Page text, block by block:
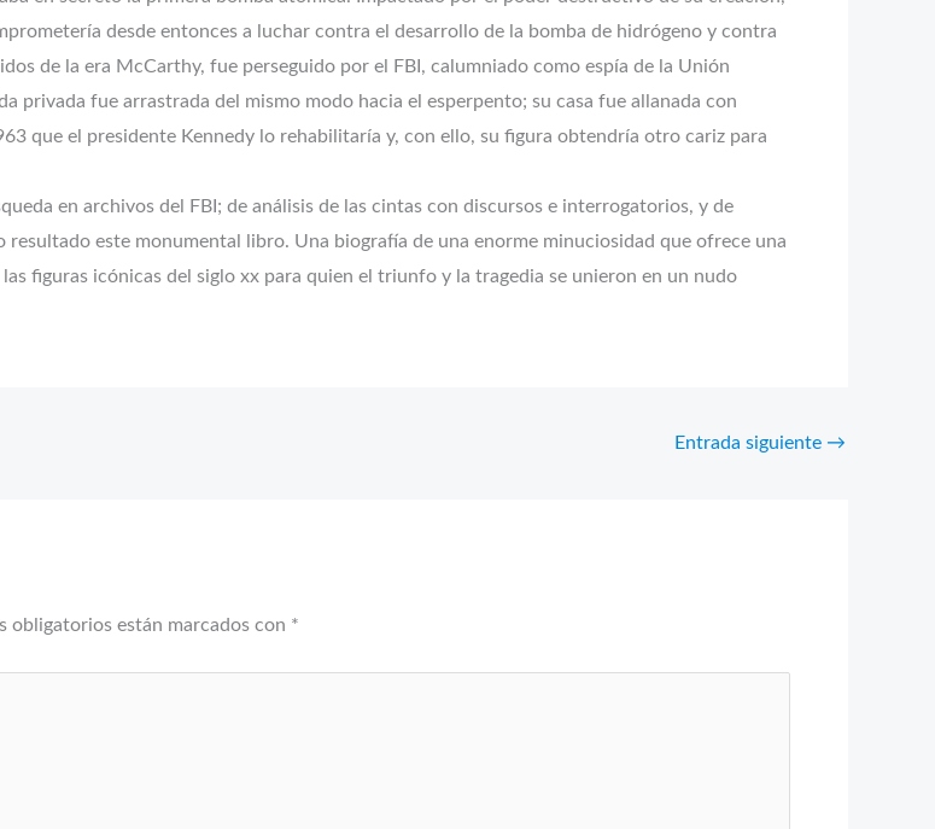
desde entonces a luchar contra el desarrollo de la bomba de hidrógeno y contra
de la era McCarthy, fue perseguido por el FBI, calumniado como espía de la Unión
privada fue arrastrada del mismo modo hacia el esperpento; su casa fue allanada con
que el presidente Kennedy lo rehabilitaría y, con ello, su figura obtendría otro cariz para
en archivos del FBI; de análisis de las cintas con discursos e interrogatorios, y de
este monumental libro. Una biografía de una enorme minuciosidad que ofrece una
figuras icónicas del siglo xx para quien el triunfo y la tragedia se unieron en un nudo
Entrada siguiente →
obligatorios están marcados con *